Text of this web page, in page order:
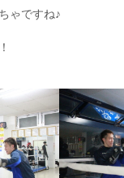
ゃですね♪